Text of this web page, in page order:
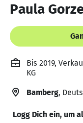
Paula
Bis 2019,
KG
Bamberg,
Logg Dich ein, um